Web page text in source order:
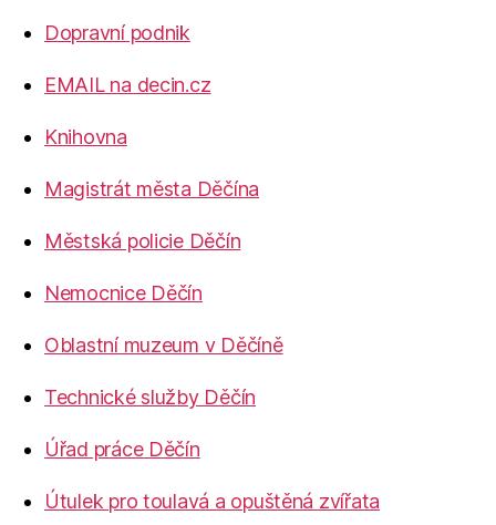
Dopravní podnik
EMAIL na decin.cz
Knihovna
Magistrát města Děčína
Městská policie Děčín
Nemocnice Děčín
Oblastní muzeum v Děčíně
Technické služby Děčín
Úřad práce Děčín
Útulek pro toulavá a opuštěná zvířata